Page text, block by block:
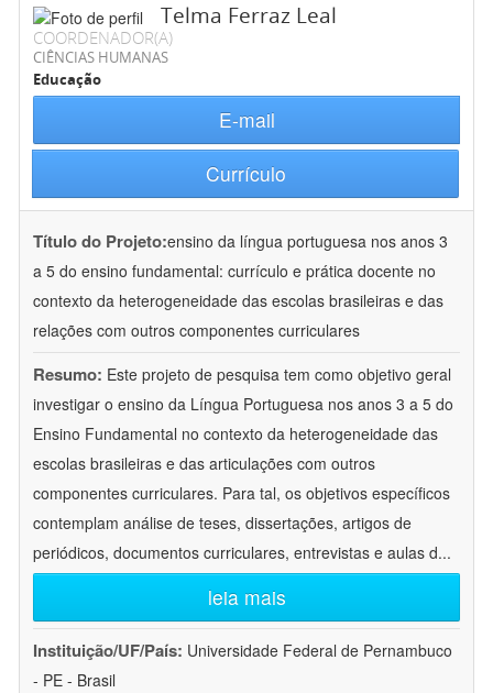
Telma Ferraz Leal
COORDENADOR(A)
CIÊNCIAS HUMANAS
Educação
E-mail
Currículo
Título do Projeto:ensino da língua portuguesa nos anos 3
a 5 do ensino fundamental: currículo e prática docente no
contexto da heterogeneidade das escolas brasileiras e das
relações com outros componentes curriculares
Resumo: Este projeto de pesquisa tem como objetivo geral
investigar o ensino da Língua Portuguesa nos anos 3 a 5 do
Ensino Fundamental no contexto da heterogeneidade das
escolas brasileiras e das articulações com outros
componentes curriculares. Para tal, os objetivos específicos
contemplam análise de teses, dissertações, artigos de
periódicos, documentos curriculares, entrevistas e aulas d...
leia mais
Instituição/UF/País: Universidade Federal de Pernambuco
- PE - Brasil